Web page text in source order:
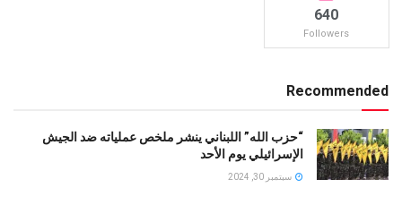
640
Followers
Recommended
“حزب الله” اللبناني ينشر ملخص عملياته ضد الجيش
الإسرائيلي يوم الأحد
سبتمبر 30, 2024